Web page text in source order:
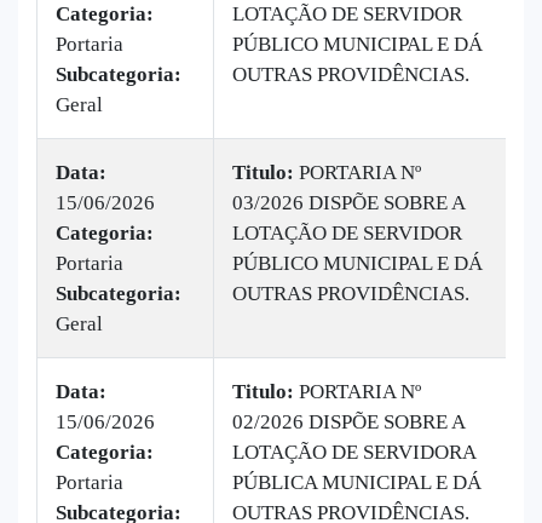
Categoria:
Portaria
Subcategoria:
Geral
LOTAÇÃO DE SERVIDOR
PÚBLICO MUNICIPAL E DÁ
OUTRAS PROVIDÊNCIAS.
Data:
15/06/2026
Categoria:
Portaria
Subcategoria:
Geral
Titulo: PORTARIA Nº
03/2026 DISPÕE SOBRE A
LOTAÇÃO DE SERVIDOR
PÚBLICO MUNICIPAL E DÁ
OUTRAS PROVIDÊNCIAS.
Data:
15/06/2026
Categoria:
Portaria
Subcategoria:
Titulo: PORTARIA Nº
02/2026 DISPÕE SOBRE A
LOTAÇÃO DE SERVIDORA
PÚBLICA MUNICIPAL E DÁ
OUTRAS PROVIDÊNCIAS.